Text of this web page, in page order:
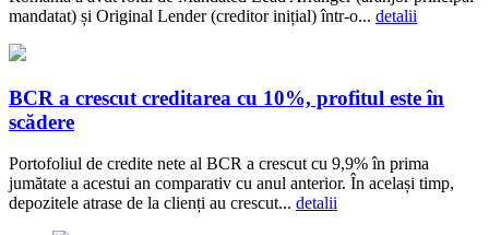
mandatat) și Original Lender (creditor inițial) într-o... detalii
BCR a crescut creditarea cu 10%, profitul este în
scădere
Portofoliul de credite nete al BCR a crescut cu 9,9% în prima
jumătate a acestui an comparativ cu anul anterior. În același timp,
depozitele atrase de la clienți au crescut... detalii